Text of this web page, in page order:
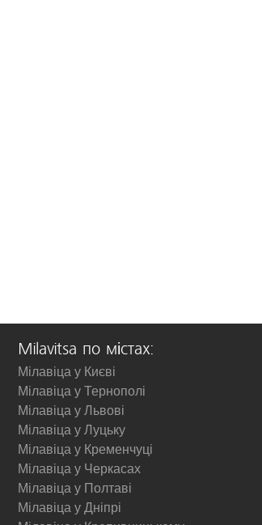
Milavitsa по містах:
Мілавіца у Києві
Мілавіца у Тернополі
Мілавіца у Львові
Мілавіца у Луцьку
Мілавіца у Кременчуці
Мілавіца у Черкасах
Мілавіца у Полтаві
Мілавіца у Дніпрі